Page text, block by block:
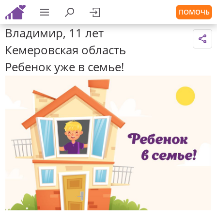
ПОМОЧЬ
Владимир, 11 лет
Кемеровская область
Ребенок уже в семье!